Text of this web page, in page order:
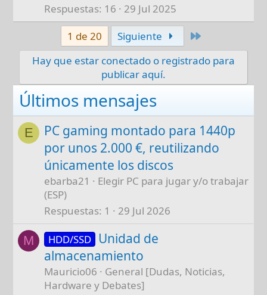
Respuestas 16 29 Jul 2025
1 de 20 Siguiente
Hay que estar conectado o registrado para
publicar aquí.
Últimos mensajes
E
PC gaming montado para 1440p
por unos 2.000 €, reutilizando
únicamente los discos
ebarba21
Elegir PC para jugar y/o trabajar
(ESP)
Respuestas 1 29 Jul 2026
M HDD/SSD Unidad de
almacenamiento
Mauricio06
General [Dudas, Noticias,
Hardware y Debates]